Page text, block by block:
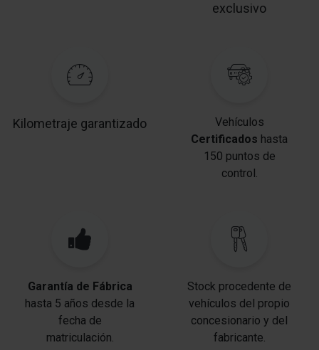
exclusivo
Kilometraje garantizado
Vehículos
Certificados hasta
150 puntos de
control.
Garantía de Fábrica
hasta 5 años desde la
fecha de
matriculación.
Stock procedente de
vehículos del propio
concesionario y del
fabricante.